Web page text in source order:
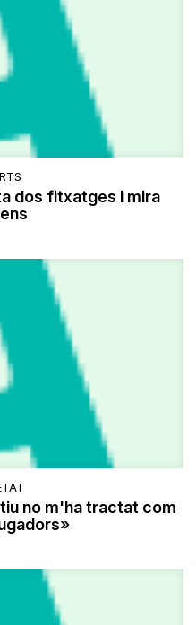
dos fitxatges i mira
no m'ha tractat com